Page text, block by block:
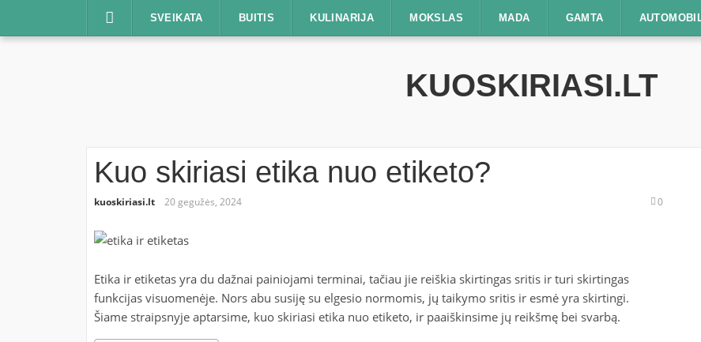
SVEIKATA BUITIS KULINARIJA MOKSLAS MADA GAMTA
KUOSKIRIASI.LT
Kuo skiriasi etika nuo etiketo?
kuoskiriasi.lt 20 gegužės, 2024 0
Etika ir etiketas yra du dažnai painiojami terminai, tačiau jie reiškia skirtingas sritis ir turi skirtingas
funkcijas visuomenėje. Nors abu susiję su elgesio normomis, jų taikymo sritis ir esmė yra skirtingi.
Šiame straipsnyje aptarsime, kuo skiriasi etika nuo etiketo, ir paaiškinsime jų reikšmę bei svarbą.